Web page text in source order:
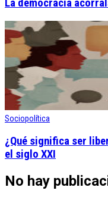
La democracia
Sociopolítica
¿Qué significa ser
el siglo XXI
No hay